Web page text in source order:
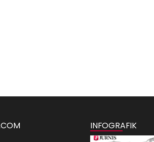
INFOGRAFIK